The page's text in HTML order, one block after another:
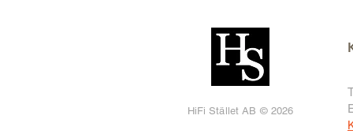
HiFi Stället AB © 2026